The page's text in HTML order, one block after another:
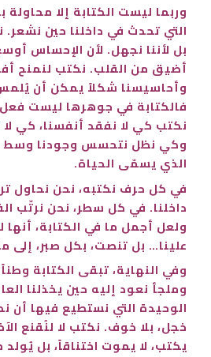
وربما ليست الكتابة إلا
التي تحدث في داخلنا حين نشعر.
بل لأننا نجهل. لأن الإحساس
أضيق من القلب. نكتب لنمنح
وأحاسيسنا شكلاً يمكن أن
فالكتابة في جوهرها ليست
نكتب كي لا نفقد أنفسنا، كي
وكي نظل نتحسس وجودنا وسط
الذي يسمّى الحياة.
في كل حرف نكتبه، نحن نحاول
داخلنا. في كل سطر، نحن نرتّب
ولعل أجمل ما في الكتابة، أنها
علينا… بل تنصت، بكل صبر، إلى
وفي النهاية، تبقى الكتابة
وملجأ نعود إليه حين يخذلنا
الوحيدة التي نستطيع فيها أن
خجل، بلا خوف. نكتب لا لنُقنع
يكتب، لا يموت اختناقاً، بل